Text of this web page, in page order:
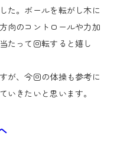
た。ボールを転がし木に
向のコントロールや力加
たって回転すると嬉し
が、今回の体操も参考に
いきたいと思います。